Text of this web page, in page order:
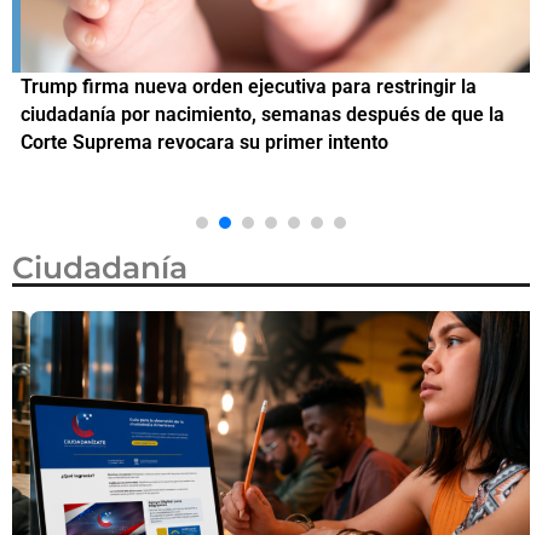
Trump firma nueva orden ejecutiva para restringir la
ciudadanía por nacimiento, semanas después de que la
Corte Suprema revocara su primer intento
Ciudadanía